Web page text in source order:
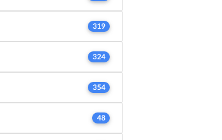
319
324
354
48